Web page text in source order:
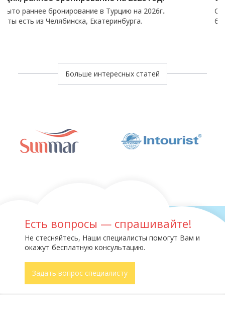
в Турцию на 2026г.
Екатеринбурга.
Скидка на отели Турции,
бронирование до 50%
Больше интересных статей
Есть вопросы — спрашивайте!
Не стесняйтесь, Наши специалисты помогут Вам и
окажут бесплатную консультацию.
Задать вопрос специалисту